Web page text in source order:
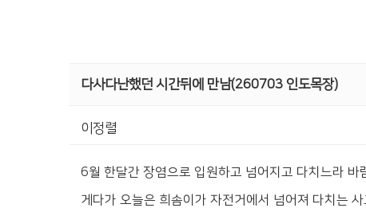
다사다난했던 시간뒤에 만남(260703 인도목장)
이정렬
6월 한달간 장염으로 입원하고 넘어지고 다치느라 바
게다가 오늘은 희솜이가 자전거에서 넘어져 다치는